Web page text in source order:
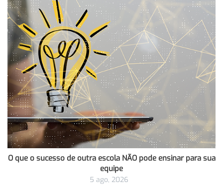
O que o sucesso de outra escola NÃO pode ensinar para sua
equipe
5 ago, 2026